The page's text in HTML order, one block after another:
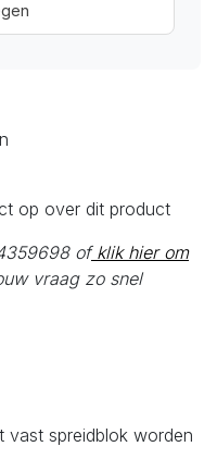
op over dit product
ofklik hier om
vraag zo snel
vast spreidblok worden